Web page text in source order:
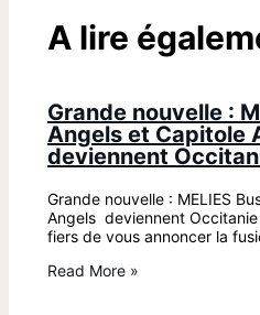
A lire
Grande nouvelle :
Angels et Capitole
deviennent
Grande nouvelle : MELIES
Angels deviennent
fiers de vous annoncer la
Read More »